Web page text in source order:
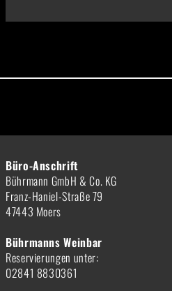
Büro-Anschrift
Bührmann GmbH & Co. KG
Franz-Haniel-Straße 79
47443 Moers
Bührmanns Weinbar
Reservierungen unter:
02841 8830361